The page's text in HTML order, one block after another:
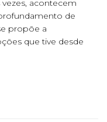
acontecem
de
propõe a
que tive desde